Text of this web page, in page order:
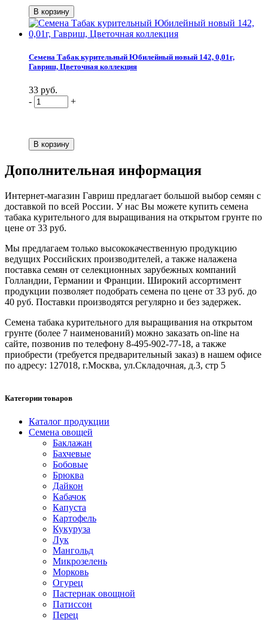
Семена Табак курительный Юбилейный новый 142, 0,01г,
Гавриш, Цветочная коллекция
33 руб.
-
+
Дополнительная информация
Интернет-магазин Гавриш предлагает большой выбор семян с
доставкой по всей России. У нас Вы можете купить семена
табака курительного для выращивания на открытом грунте по
цене от 33 руб.
Мы предлагаем только высококачественную продукцию
ведущих Российских производителей, а также налажена
поставка семян от селекционных зарубежных компаний
Голландии, Германии и Франции. Широкий ассортимент
продукции позволяет подобрать семена по цене от 33 руб. до
40 руб. Поставки производятся регулярно и без задержек.
Семена табака курительного для выращивания на открытом
грунте (более 7 наименований) можно заказать on-line на
сайте, позвонив по телефону 8-495-902-77-18, а также
приобрести (требуется предварительный заказ) в нашем офисе
по адресу: 127018, г.Москва, ул.Складочная, д.3, стр 5
Категории товаров
Каталог продукции
Семена овощей
Баклажан
Бахчевые
Бобовые
Брюква
Дайкон
Кабачок
Капуста
Картофель
Кукуруза
Лук
Мангольд
Микрозелень
Морковь
Огурец
Пастернак овощной
Патиссон
Перец